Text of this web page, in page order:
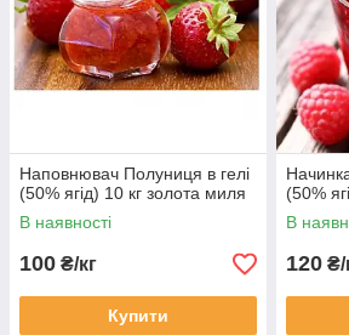
Наповнювач Полуниця в гелі
(50% ягід) 10 кг золота миля
В наявності
100 ₴/кг
Купити
(50%
В
120 ₴/